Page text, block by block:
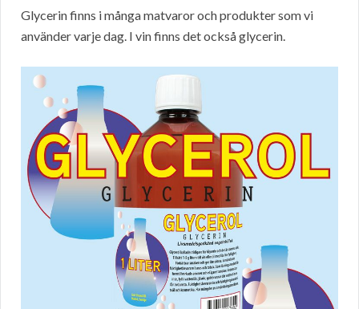
Glycerin finns i många matvaror och produkter som vi
använder varje dag. I vin finns det också glycerin.